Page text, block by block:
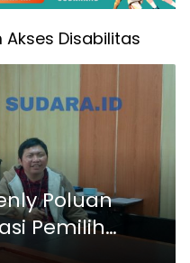
Akses Disabilitas
Poluan
Pemilih